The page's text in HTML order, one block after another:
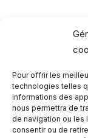
Pour offrir les
technologies telles
informations des
nous permettra de
de navigation ou les
consentir ou de
R
e